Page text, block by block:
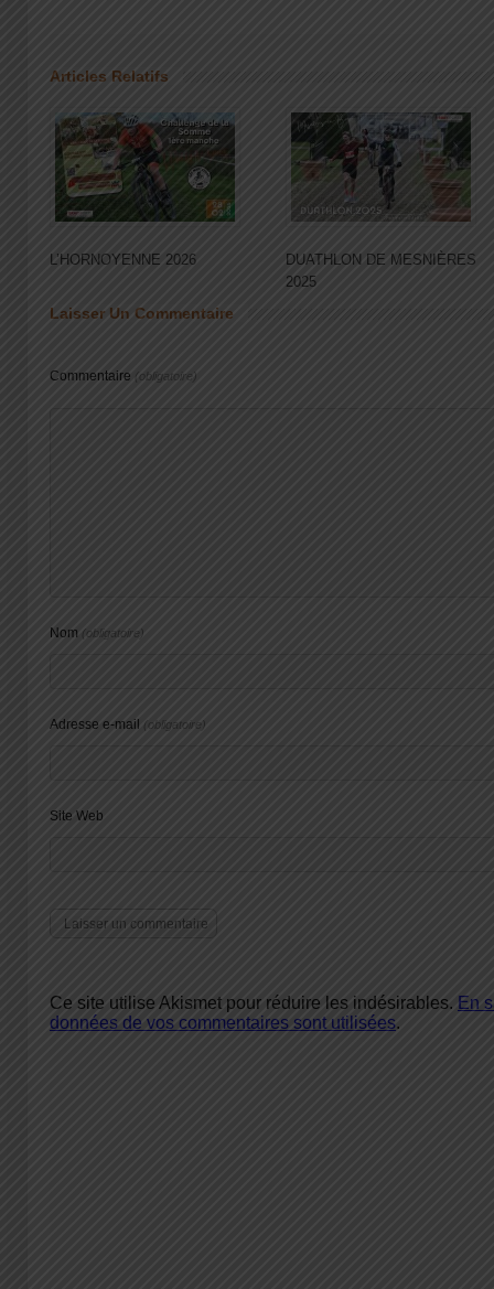
Articles Relatifs
L’HORNOYENNE 2026
DUATHLON DE MESNIÈRES
2025
Laisser Un Commentaire
Commentaire (obligatoire)
Nom (obligatoire)
Adresse e-mail (obligatoire)
Site Web
Ce site utilise Akismet pour réduire les indésirables. En
données de vos commentaires sont utilisées.